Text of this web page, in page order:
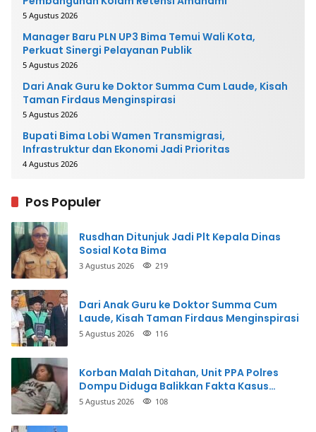
5 Agustus 2026
Manager Baru PLN UP3 Bima Temui Wali Kota,
Perkuat Sinergi Pelayanan Publik
5 Agustus 2026
Dari Anak Guru ke Doktor Summa Cum Laude, Kisah
Taman Firdaus Menginspirasi
5 Agustus 2026
Bupati Bima Lobi Wamen Transmigrasi,
Infrastruktur dan Ekonomi Jadi Prioritas
4 Agustus 2026
Pos Populer
Rusdhan Ditunjuk Jadi Plt Kepala Dinas
Sosial Kota Bima
3 Agustus 2026 219
Dari Anak Guru ke Doktor Summa Cum
Laude, Kisah Taman Firdaus Menginspirasi
5 Agustus 2026 116
Korban Malah Ditahan, Unit PPA Polres
Dompu Diduga Balikkan Fakta Kasus
Penganiayaan
5 Agustus 2026 108